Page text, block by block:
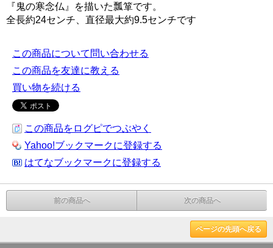
『鬼の寒念仏』を描いた瓢箪です。
全長約24センチ、直径最大約9.5センチです
この商品について問い合わせる
この商品を友達に教える
買い物を続ける
この商品をログピでつぶやく
Yahoo!ブックマークに登録する
はてなブックマークに登録する
前の商品へ 次の商品へ
ページの先頭へ戻る